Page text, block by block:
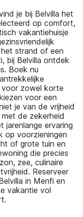
je bij Belvilla het
op comfort,
vakantiehuisje
strand of een
bij Belvilla ontdek
Boek nu
voor zowel korte
voor een
je van de vrijheid
de zekerheid
jarenlange ervaring
op voorzieningen
of grote tuin en
die precies
zee, culinaire
Reserveer
in Menfi en
vakantie vol